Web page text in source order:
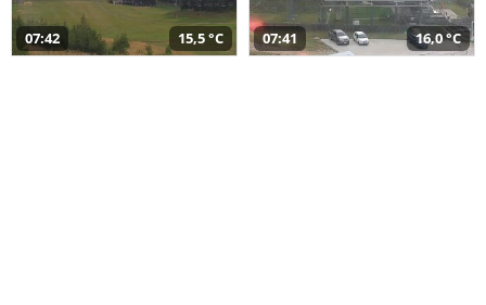
07:42 15,5 °C 07:41 16,0 °C